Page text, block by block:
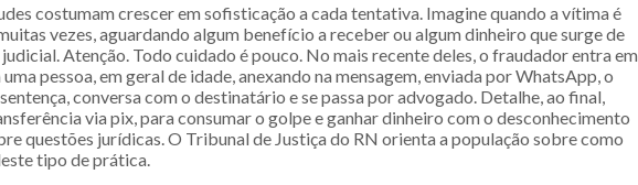
costumam crescer em sofisticação a cada tentativa. Imagine quando a vítima é
vezes, aguardando algum benefício a receber ou algum dinheiro que surge de
Atenção. Todo cuidado é pouco. No mais recente deles, o fraudador entra em
pessoa, em geral de idade, anexando na mensagem, enviada por WhatsApp, o
conversa com o destinatário e se passa por advogado. Detalhe, ao final,
via pix, para consumar o golpe e ganhar dinheiro com o desconhecimento
questões jurídicas. O Tribunal de Justiça do RN orienta a população sobre como
tipo de prática.